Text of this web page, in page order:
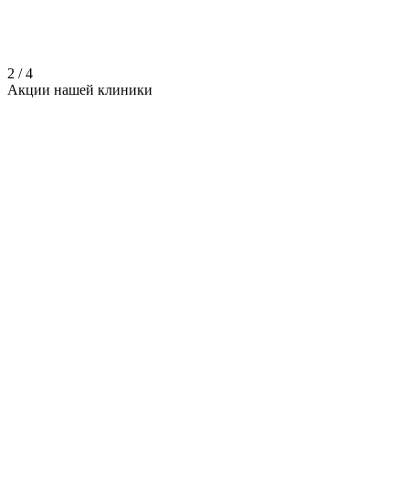
2 /4
Акции нашей клиники